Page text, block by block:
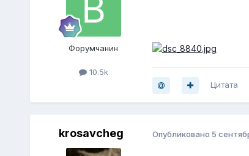
Форумчанин
10.5k
Цитата
krosavcheg Опубликовано 5